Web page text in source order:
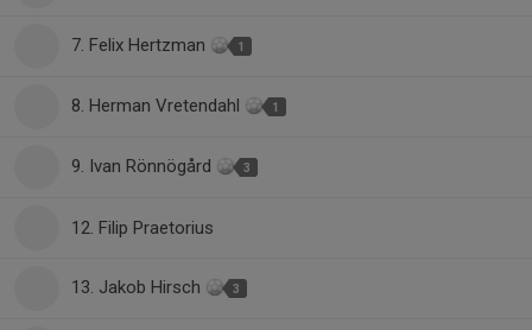
7. Felix Hertzman 1
8. Herman Vretendahl 1
9. Ivan Rönnögård 3
12. Filip Praetorius
13. Jakob Hirsch 3